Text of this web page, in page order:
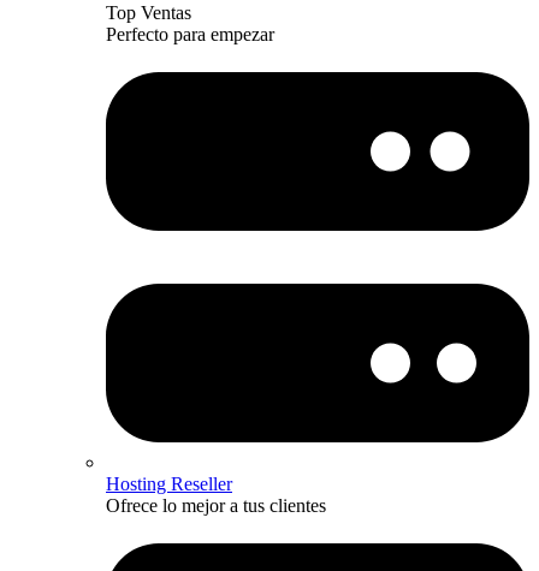
Top Ventas
Perfecto para empezar
Hosting Reseller
Ofrece lo mejor a tus clientes